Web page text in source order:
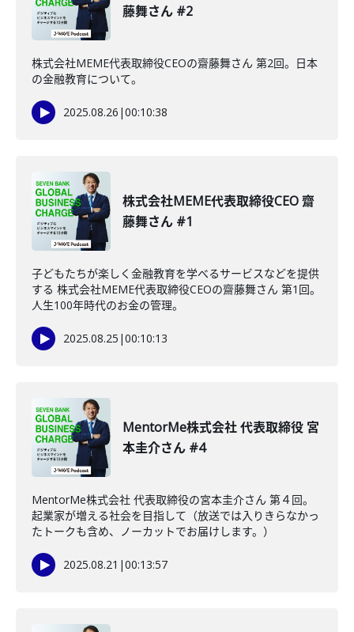
藤舞さん #2
株式会社MEME代表取締役CEOの齋藤舞さん 第2回。日本
の金融教育について。
2025.08.26 |00:10:38
株式会社MEME代表取締役CEO 齋
藤舞さん #1
子どもたちが楽しく金融教育を学べるサービスなどを提供
する 株式会社MEME代表取締役CEOの齋藤舞さん 第1回。
人生100年時代のお金の管理。
2025.08.25 |00:10:13
MentorMe株式会社 代表取締役 宮
本圭介さん #4
MentorMe株式会社 代表取締役の宮本圭介さん 第４回。
起業家が増える社会を目指して（放送では入りきらなかっ
たトークも含め、ノーカットでお届けします。）
2025.08.21 |00:13:57